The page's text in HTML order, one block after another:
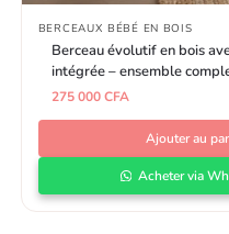
BERCEAUX BÉBÉ EN BOIS
Berceau évolutif en bois
intégrée – ensemble
275 000CFA
Ajouter au
Acheter via